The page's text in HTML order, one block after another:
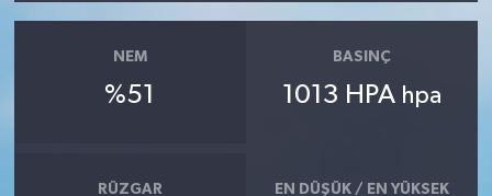
NEM
%51
BASINÇ
1013 HPA hpa
RÜZGAR EN DÜŞÜK / EN YÜKSEK